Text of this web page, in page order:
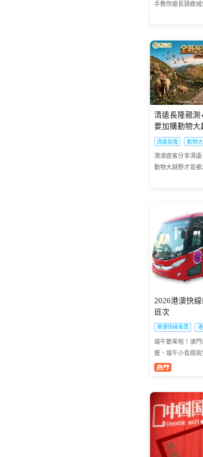
手教你搶長頸鹿
清遠長隆親測
要加購動物大
清遠長隆 動物
港澳遊客分享清遠
動物大越野才是被
2026港澳快
班次
港澳快線車票
端午節來啦！澳
連，端午小長假就
地感受賽龍舟的熱